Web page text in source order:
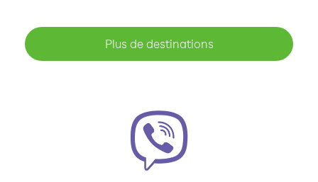
Plus de destinations